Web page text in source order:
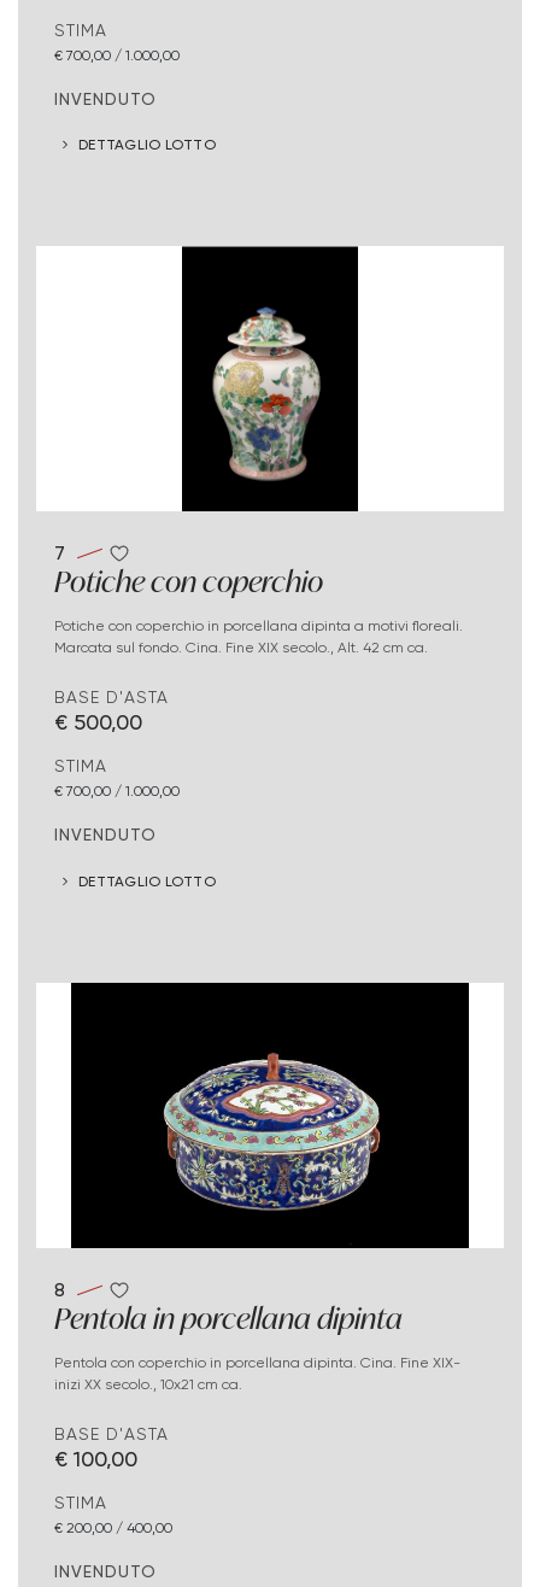
STIMA
€ 700,00 / 1.000,00
INVENDUTO
DETTAGLIO LOTTO
7
Potiche con coperchio
Potiche con coperchio in porcellana dipinta a motivi floreali.
Marcata sul fondo. Cina. Fine XIX secolo., Alt. 42 cm ca.
BASE D'ASTA
€ 500,00
STIMA
€ 700,00 / 1.000,00
INVENDUTO
DETTAGLIO LOTTO
8
Pentola in porcellana dipinta
Pentola con coperchio in porcellana dipinta. Cina. Fine XIX-
inizi XX secolo., 10x21 cm ca.
BASE D'ASTA
€ 100,00
STIMA
€ 200,00 / 400,00
INVENDUTO